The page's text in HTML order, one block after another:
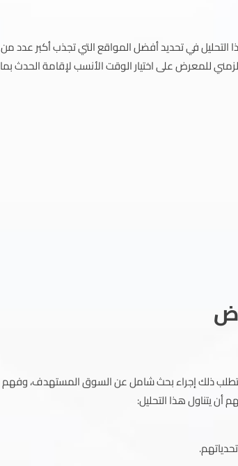
التحليل في تحديد أفضل المواقع التي تجذب أكبر عدد من
للمعرض على اختيار الوقت الأنسب لإقامة الحدث بما
يتطلب ذلك إجراء بحث شامل عن السوق المستهدف، وفهم
يتناول هذا التحليل: